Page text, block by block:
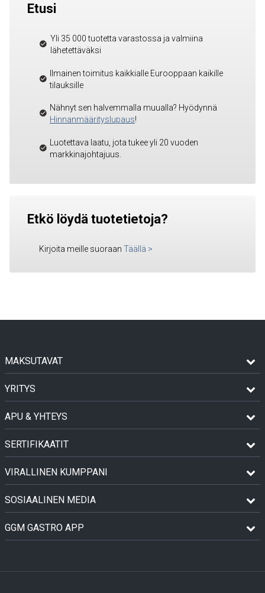
Etusi
Yli 35 000 tuotetta varastossa ja valmiina
lähetettäväksi
Ilmainen toimitus kaikkialle Eurooppaan kaikille
tilauksille
Nähnyt sen halvemmalla muualla? Hyödynnä
Hinnanmäärityslupaus!
Luotettava laatu, jota tukee yli 20 vuoden
markkinajohtajuus.
Etkö löydä tuotetietoja?
Kirjoita meille suoraan Täällä >
MAKSUTAVAT
YRITYS
APU & YHTEYS
SERTIFIKAATIT
VIRALLINEN KUMPPANI
SOSIAALINEN MEDIA
GGM GASTRO APP